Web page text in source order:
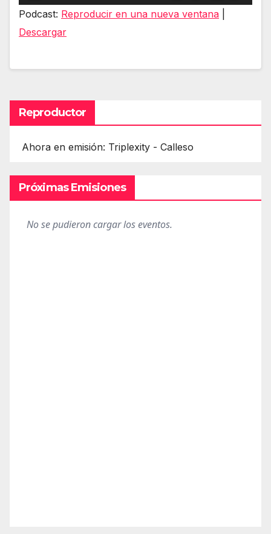
de
Podcast: Reproducir en una nueva ventana
Descargar
Reproductor
Ahora en emisión: Triplexity - Calleso
Próximas Emisiones